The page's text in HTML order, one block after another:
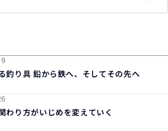
釣り具 鉛から鉄へ、そしてその先へ
わり方がいじめを変えていく